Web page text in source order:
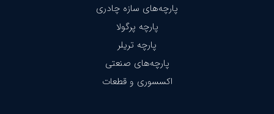
پارچه‌های سازه چادری
پارچه پرگولا
پارچه تریلر
پارچه‌های صنعتی
اکسسوری و قطعات